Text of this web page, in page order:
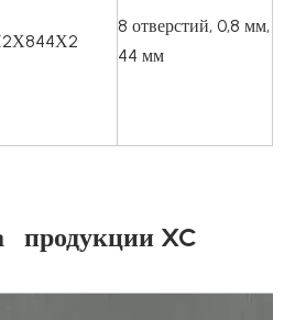
8 отверстий, 0,8 мм,
44 мм
продукции XC